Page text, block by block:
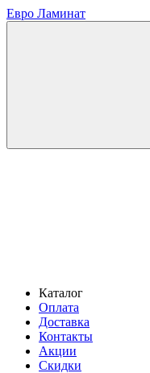
Евро Ламинат
Каталог
Оплата
Доставка
Контакты
Акции
Скидки